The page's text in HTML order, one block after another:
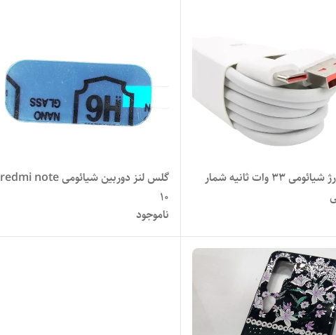
کابل شارژ شیائومی 33 وات ثانیه شمار
گلس لنز دوربین شیائومی redmi note
10
ناموجود